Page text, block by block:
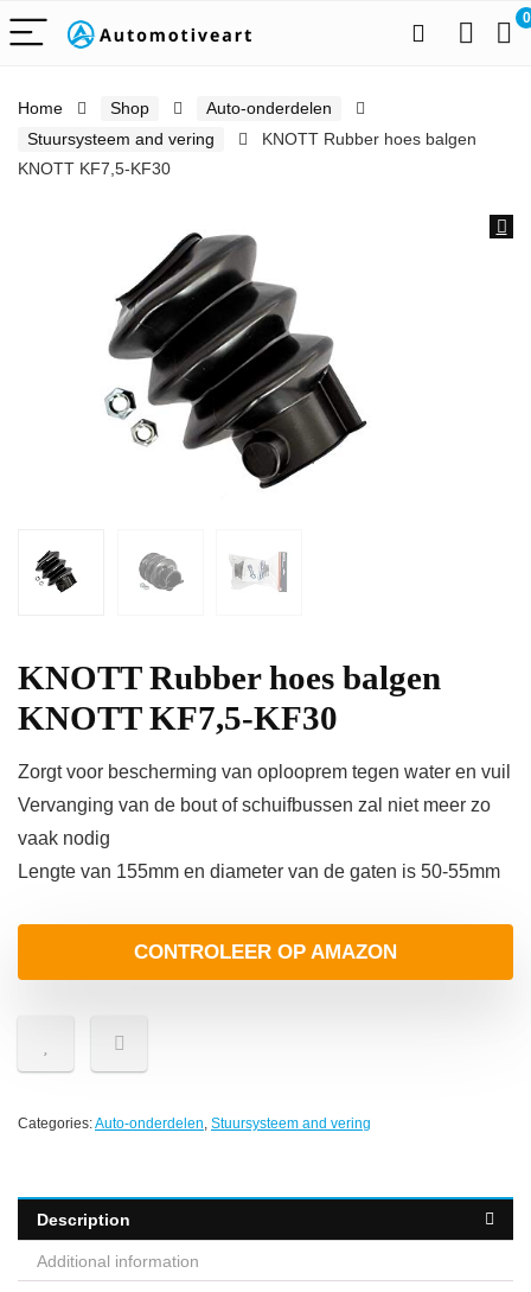
0
Home Shop
Auto-onderdelen
Stuursysteem and vering
KNOTT Rubber hoes balgen
KNOTT KF7,5-KF30
KNOTT Rubber hoes balgen
KNOTT KF7,5-KF30
Zorgt voor bescherming van oplooprem tegen water en vuil
Vervanging van de bout of schuifbussen zal niet meer zo
vaak nodig
Lengte van 155mm en diameter van de gaten is 50-55mm
CONTROLEER OP AMAZON
Categories:Auto-onderdelen, Stuursysteem and vering
Description
Additional information